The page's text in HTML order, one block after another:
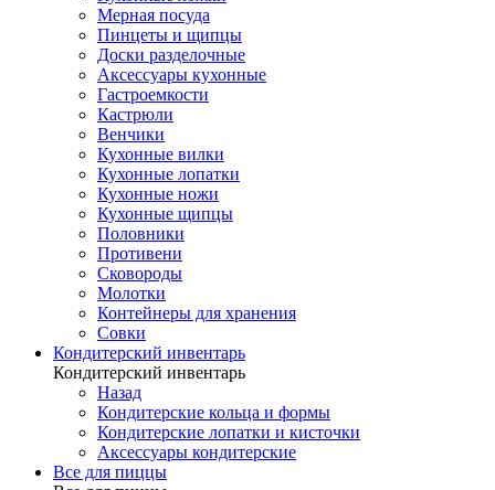
Мерная посуда
Пинцеты и щипцы
Доски разделочные
Аксессуары кухонные
Гастроемкости
Кастрюли
Венчики
Кухонные вилки
Кухонные лопатки
Кухонные ножи
Кухонные щипцы
Половники
Противени
Сковороды
Молотки
Контейнеры для хранения
Совки
Кондитерский инвентарь
Кондитерский инвентарь
Назад
Кондитерские кольца и формы
Кондитерские лопатки и кисточки
Аксессуары кондитерские
Все для пиццы